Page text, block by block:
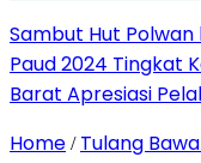
Sambut Hut
Paud 2024 Tingkat
Barat Apresiasi
Home / Tulang